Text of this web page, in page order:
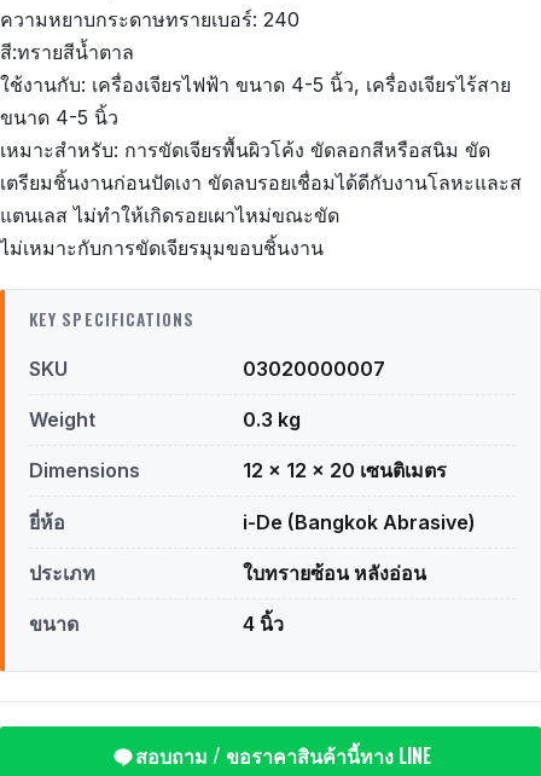
ความหยาบกระดาษทรายเบอร์: 240
สี:ทรายสีน้ำตาล
ใช้งานกับ: เครื่องเจียรไฟฟ้า ขนาด 4-5 นิ้ว, เครื่องเจียรไร้สาย
ขนาด 4-5 นิ้ว
เหมาะสำหรับ: การขัดเจียรพื้นผิวโค้ง ขัดลอกสีหรือสนิม ขัด
เตรียมชิ้นงานก่อนปัดเงา ขัดลบรอยเชื่อมได้ดีกับงานโลหะและส
แตนเลส ไม่ทำให้เกิดรอยเผาไหม่ขณะขัด
ไม่เหมาะกับการขัดเจียรมุมขอบชิ้นงาน
KEY SPECIFICATIONS
SKU 03020000007
Weight 0.3 kg
Dimensions 12 × 12 × 20 เซนติเมตร
ยี่ห้อ i-De (Bangkok Abrasive)
ประเภท ใบทรายซ้อน หลังอ่อน
ขนาด 4 นิ้ว
สอบถาม / ขอราคาสินค้านี้ทาง LINE